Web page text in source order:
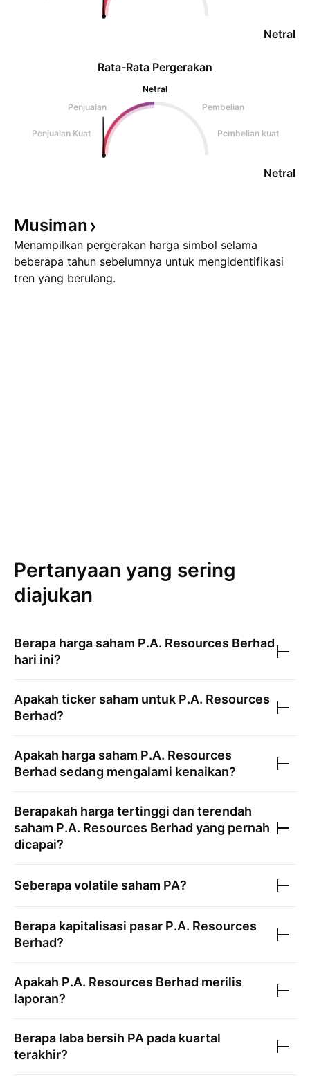
Netral
Rata-Rata Pergerakan
Netral
Penjualan
Pembelian
Penjualan Kuat Pembelian kuat
Netral
Musiman
Menampilkan pergerakan harga simbol selama
beberapa tahun sebelumnya untuk mengidentifikasi
tren yang berulang.
Pertanyaan yang sering
diajukan
Berapa harga saham P.A. Resources Berhad
hari ini?
Apakah ticker saham untuk P.A. Resources
Berhad?
Apakah harga saham P.A. Resources
Berhad sedang mengalami kenaikan?
Berapakah harga tertinggi dan terendah
saham P.A. Resources Berhad yang pernah
dicapai?
Seberapa volatile saham PA?
Berapa kapitalisasi pasar P.A. Resources
Berhad?
Apakah P.A. Resources Berhad merilis
laporan?
Berapa laba bersih PA pada kuartal
terakhir?